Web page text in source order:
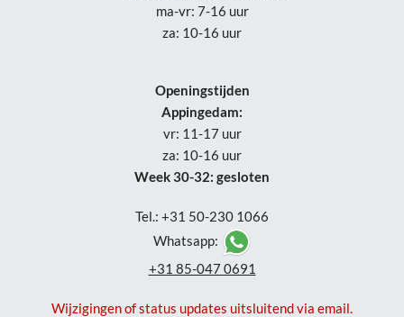
ma-vr: 7-16 uur
za: 10-16 uur
Openingstijden
Appingedam:
vr: 11-17 uur
za: 10-16 uur
Week 30-32: gesloten
Tel.: +31 50-230 1066
Whatsapp:
+31 85-047 0691
Wijzigingen of status updates uitsluitend via email.